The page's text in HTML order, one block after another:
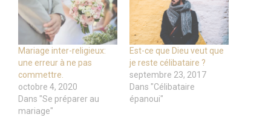
Mariage inter-religieux:
une erreur à ne pas
commettre.
octobre 4, 2020
Dans "Se préparer au
mariage"
Est-ce que Dieu veut que
je reste célibataire ?
septembre 23, 2017
Dans "Célibataire
épanoui"